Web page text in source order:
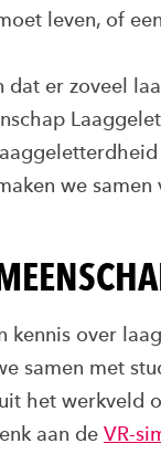
leven, of
dat er zoveel
we samen
kennis over
samen met
het
aan de VR-